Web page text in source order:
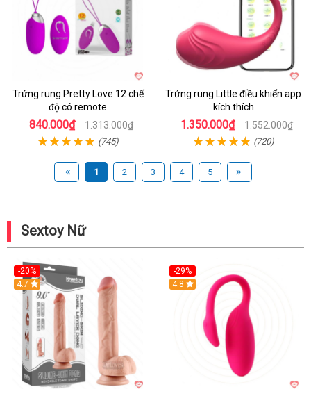
Trứng rung Pretty Love 12 chế
độ có remote
840.000₫ 1.313.000₫
(745)
Trứng rung Little điều khiển app
kích thích
1.350.000₫ 1.552.000₫
(720)
1 2 3 4 5
Sextoy Nữ
-20%
Hot
4.7
-29%
Hot
4.8